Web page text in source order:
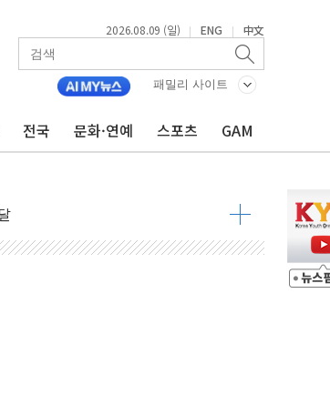
2026.08.09 (일) | ENG | 中文
패밀리 사이트
전국 문화·연예 스포츠 GAM
마음 잇는 시간 되길"
…이틀만에 철거
소한 9.4%↓…유통업계 양극화 심화
대통령 취임식 참석